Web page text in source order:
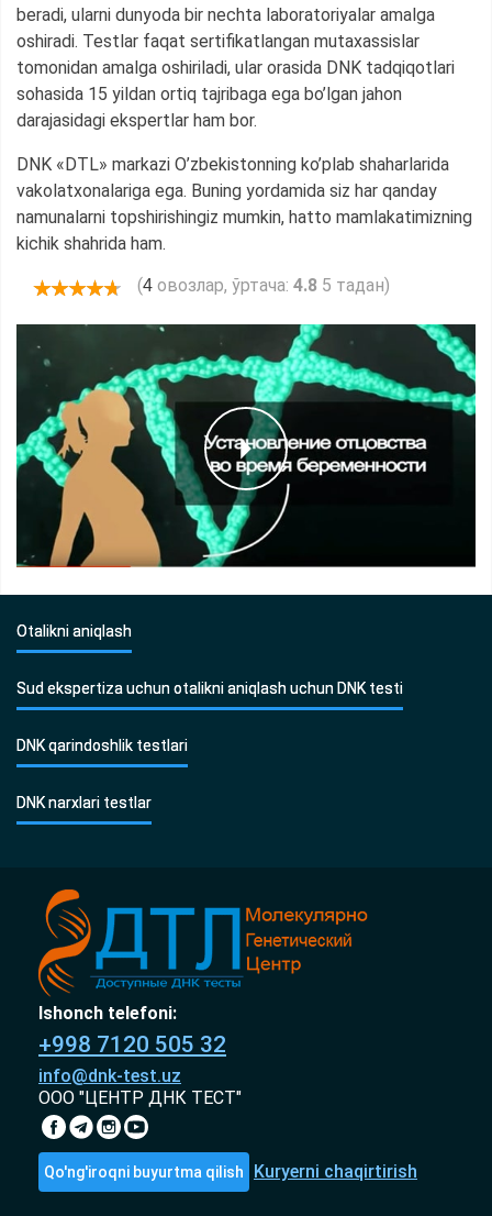
beradi, ularni dunyoda bir nechta laboratoriyalar amalga
oshiradi. Testlar faqat sertifikatlangan mutaxassislar
tomonidan amalga oshiriladi, ular orasida DNK tadqiqotlari
sohasida 15 yildan ortiq tajribaga ega bo’lgan jahon
darajasidagi ekspertlar ham bor.
DNK «DTL» markazi O’zbekistonning ko’plab shaharlarida
vakolatxonalariga ega. Buning yordamida siz har qanday
namunalarni topshirishingiz mumkin, hatto mamlakatimizning
kichik shahrida ham.
(4 овозлар, ўртача: 4.8 5 тадан)
Otalikni aniqlash
Sud ekspertiza uchun otalikni aniqlash uchun DNK testi
DNK qarindoshlik testlari
DNK narxlari testlar
Ishonch telefoni:
+998 7120 505 32
info@dnk-test.uz
ООО "ЦЕНТР ДНК ТЕСТ"
Qo'ng'iroqni buyurtma qilish Kuryerni chaqirtirish